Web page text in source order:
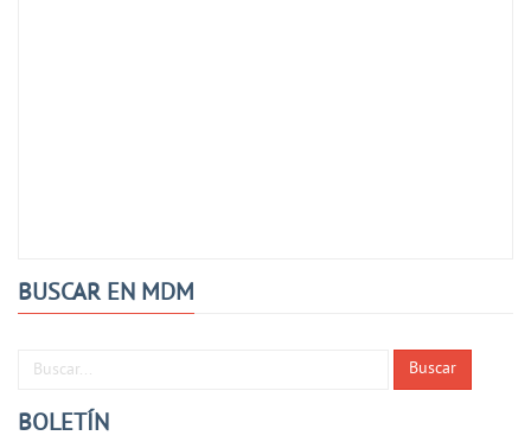
BUSCAR EN MDM
Buscar... Buscar
BOLETÍN